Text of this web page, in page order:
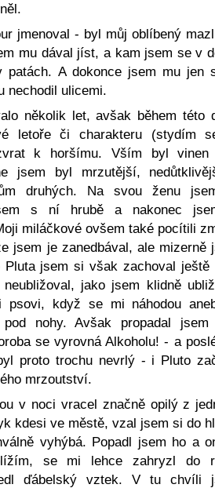
jmenoval - byl můj oblíbený
mu dával jíst, a kam jsem se v
patách. A dokonce jsem mu jen
nechodil ulicemi.
několik let, avšak během této
letoře či charakteru (stydím
k horšímu. Vším byl vinen
jsem byl mrzutější,
druhých. Na svou ženu
s ní hrubě a nakonec
miláčkové ovšem také pocítili
jsem je zanedbával, ale mizerně
jsem si však zachoval ještě
jako jsem klidně
psovi, když se mi náhodou
nohy. Avšak propadal
se vyrovná Alkoholu! - a
proto trochu nevrlý - i Pluto
mrzoutství.
v noci vracel značně opilý z
kdesi ve městě, vzal jsem si do
vyhýbá. Popadl jsem ho a
se mi lehce zahryzl do
ďábelský vztek. V tu chvíli